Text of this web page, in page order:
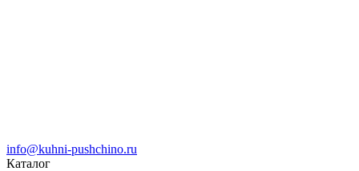
info@kuhni-pushchino.ru
Каталог